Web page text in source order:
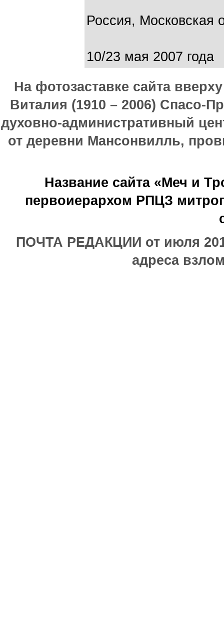
Россия, Московская
10/23 мая 2007 года
На фотозаставке сайта
Виталия (1910 – 2006) Спасо-
духовно-административный
от деревни Мансонвилль,
Название сайта «Меч и
первоиерархом РПЦЗ
ПОЧТА РЕДАКЦИИ от июля
адреса